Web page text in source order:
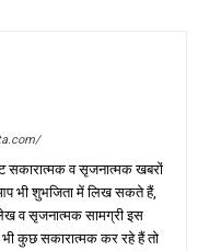
सकारात्मक व सृजनात्मक खबरों
भी शुभजिता में लिख सकते हैं,
व सृजनात्मक सामग्री इस
कुछ सकारात्मक कर रहे हैं तो